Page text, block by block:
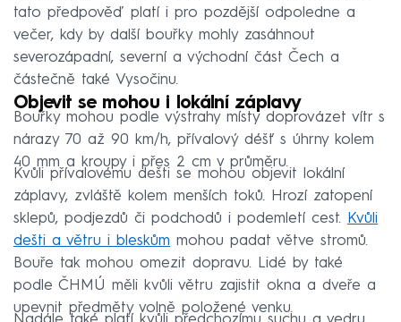
tato předpověď platí i pro pozdější odpoledne a
večer, kdy by další bouřky mohly zasáhnout
severozápadní, severní a východní část Čech a
částečně také Vysočinu.
Objevit se mohou i lokální záplavy
Bouřky mohou podle výstrahy místy doprovázet vítr s
nárazy 70 až 90 km/h, přívalový déšť s úhrny kolem
40 mm a kroupy i přes 2 cm v průměru.
Kvůli přívalovému dešti se mohou objevit lokální
záplavy, zvláště kolem menších toků. Hrozí zatopení
sklepů, podjezdů či podchodů i podemletí cest. Kvůli
dešti a větru i bleskům mohou padat větve stromů.
Bouře tak mohou omezit dopravu. Lidé by také
podle ČHMÚ měli kvůli větru zajistit okna a dveře a
upevnit předměty volně položené venku.